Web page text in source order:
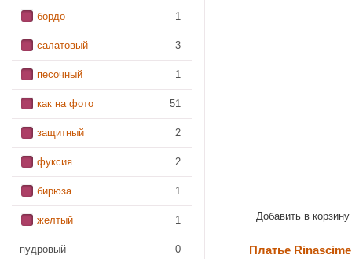
бордо 1
салатовый 3
песочный 1
как на фото 51
защитный 2
фуксия 2
бирюза 1
желтый 1
пудровый 0
Добавить в корзину
Платье